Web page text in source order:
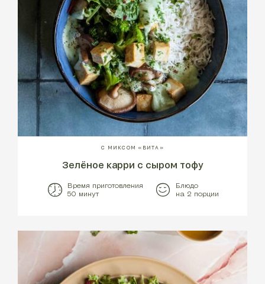
С МИКСОМ «ВИТА»
Зелёное карри с сыром тофу
Время приготовления
50 минут
Блюдо
на 2 порции